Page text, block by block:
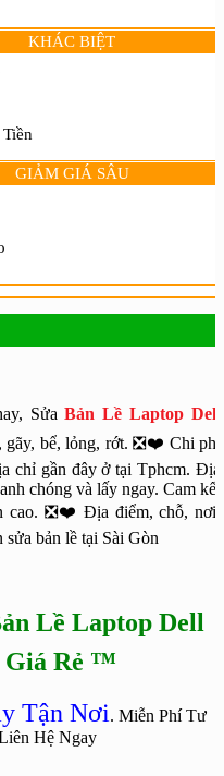
KHÁC BIỆT
GIẢM GIÁ SÂU
SửaBản Lề Laptop Dell
gãy, bể, lỏng, rớt. ❎❤️ Chi phí
chỉ gần đây ở tại Tphcm. Địa
chóng và lấy ngay. Cam kết
cao. ❎❤️ Địa điểm, chỗ, nơi,
bản lề tại Sài Gòn
Lề Laptop Dell
Giá Rẻ ™
Tận Nơi. Miễn Phí Tư
Hệ Ngay